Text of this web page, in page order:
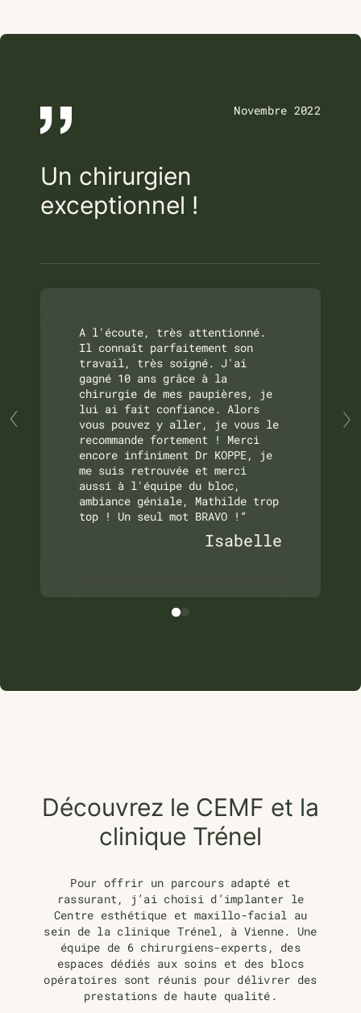
Un chirurgien
exceptionnel !
Novembre 2022
A l'écoute, très attentionné.
Il connaît parfaitement son
travail, très soigné. J'ai
gagné 10 ans grâce à la
chirurgie de mes paupières, je
lui ai fait confiance. Alors
vous pouvez y aller, je vous le
recommande fortement ! Merci
encore infiniment Dr KOPPE, je
me suis retrouvée et merci
aussi à l'équipe du bloc,
ambiance géniale, Mathilde trop
top ! Un seul mot BRAVO !“
Isabelle
Avril 2023
Découvrez le CEMF et la
clinique Trénel
Pour offrir un parcours adapté et
rassurant, j’ai choisi d’implanter le
Centre esthétique et maxillo-facial au
sein de la clinique Trénel, à Vienne. Une
équipe de 6 chirurgiens-experts, des
espaces dédiés aux soins et des blocs
opératoires sont réunis pour délivrer des
prestations de haute qualité.